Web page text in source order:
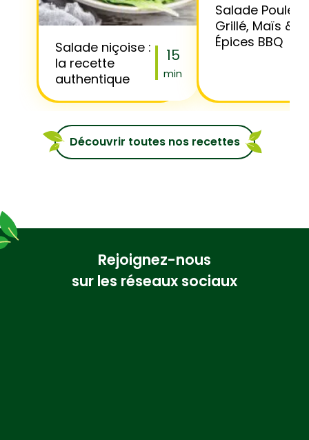
Salade niçoise :
la recette
authentique
15
min
Salade Poulet
Grillé, Maïs &
Épices BBQ
Découvrir toutes nos recettes
Rejoignez-nous
sur les réseaux sociaux